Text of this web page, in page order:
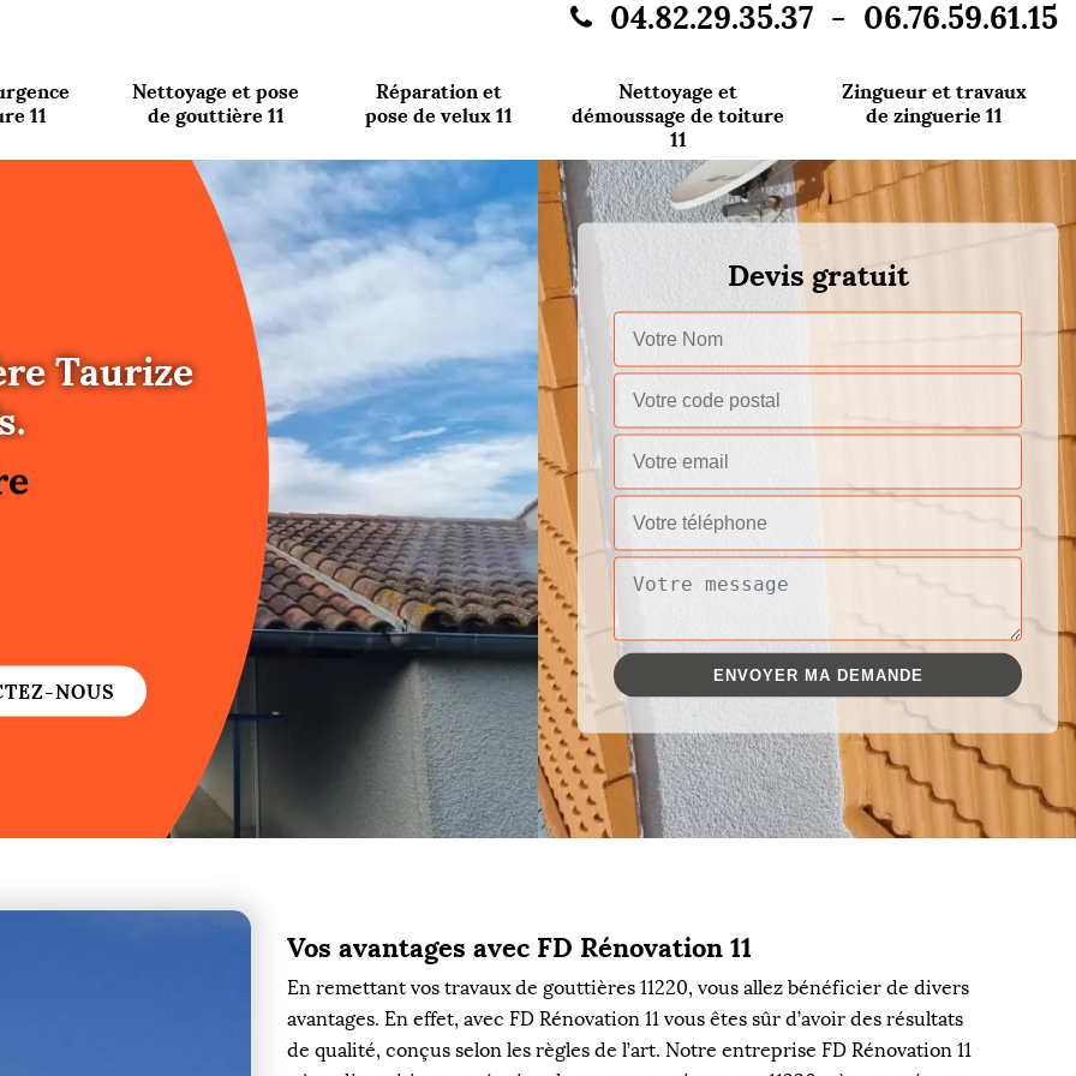
04.82.29.35.37 - 06.76.59.61.15
11
Nettoyage et pose
de gouttière 11
Réparation et
pose de velux 11
Nettoyage et
démoussage de toiture
11
Zingueur et travaux
de zinguerie 11
Taurize
NOUS
Devis gratuit
Vos avantages avec FD Rénovation 11
En remettant vos travaux de gouttières 11220, vous allez bénéficier de divers
avantages. En effet, avec FD Rénovation 11 vous êtes sûr d’avoir des résultats
de qualité, conçus selon les règles de l’art. Notre entreprise FD Rénovation 11